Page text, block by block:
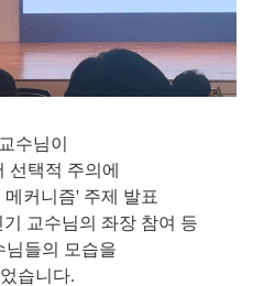
수님이
선택적 주의에
커니즘' 주제 발표
교수님의 좌장 참여 등
님들의 모습을
습니다.